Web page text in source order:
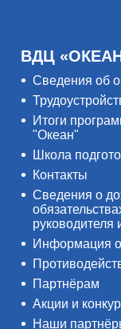
ВДЦ
Сведения об
Итоги
"Океан"
Школа
Контакты
Сведения о
руководителя
Информация
Партнёрам
Акции и
Наши